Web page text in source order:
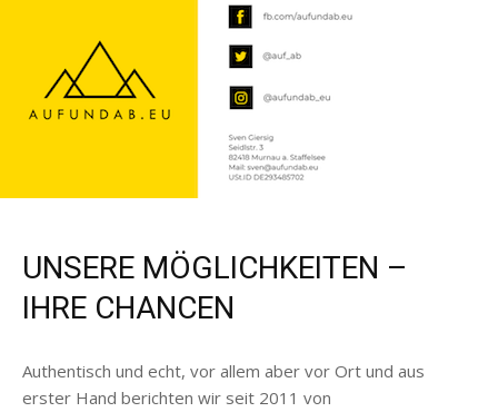
UNSERE MÖGLICHKEITEN –
IHRE CHANCEN
Authentisch und echt, vor allem aber vor Ort und aus
erster Hand berichten wir seit 2011 von